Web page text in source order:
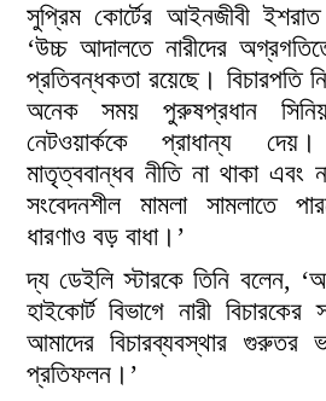
সুপ্রিম কোর্টের আইনজীবী
‘উচ্চ আদালতে নারীদের
প্রতিবন্ধকতা রয়েছে। বিচারপতি
অনেক সময় পুরুষপ্রধান
নেটওয়ার্ককে প্রাধান্য
মাতৃত্ববান্ধব নীতি না থাকা এবং
সংবেদনশীল মামলা সামলাতে
ধারণাও বড় বাধা।’
দ্য ডেইলি স্টারকে তিনি বলেন,
হাইকোর্ট বিভাগে নারী বিচারকের
আমাদের বিচারব্যবস্থার গুরুতর
প্রতিফলন।’